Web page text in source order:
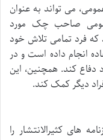
می تواند به عنوان
صاحب چک مورد
که فرد تمامی تلاش خود
انجام داده است و در
دفاع کند. همچنین، این
دیگر کمک کند.
های کثیرالانتشار را